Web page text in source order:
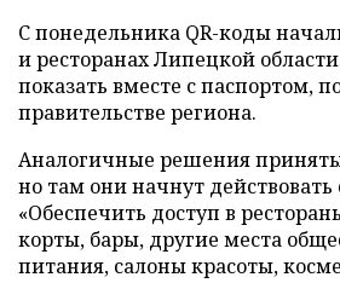
С понедельника QR-коды
и ресторанах Липецкой
показать вместе с паспортом,
правительстве региона.
Аналогичные решения приняты
но там они начнут действовать
«Обеспечить доступ в
корты, бары, другие места
питания, салоны красоты,